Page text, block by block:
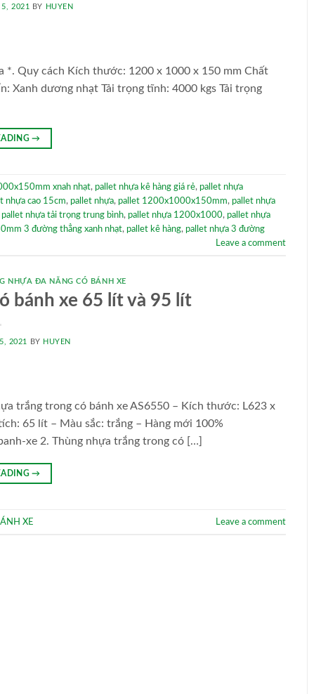
2021 BY HUYEN
Quy cách Kích thước: 1200 x 1000 x 150 mm Chất
Xanh dương nhạt Tải trọng tĩnh: 4000 kgs Tải trọng
→
xnah nhạt, pallet nhựa kê hàng giá rẻ, pallet nhựa
nhựa cao 15cm, pallet nhựa, pallet 1200x1000x150mm, pallet nhựa
pallet nhựa tải trọng trung bình, pallet nhựa 1200x1000, pallet nhựa
3 đường thẳng xanh nhạt, pallet kê hàng, pallet nhựa 3 đường
Leave a comment
NHỰA ĐA NĂNG CÓ BÁNH XE
bánh xe 65 lít và 95 lít
2021 BY HUYEN
trắng trong có bánh xe AS6550 – Kích thước: L623 x
65 lít – Màu sắc: trắng – Hàng mới 100%
xe 2. Thùng nhựa trắng trong có […]
→
XE Leave a comment